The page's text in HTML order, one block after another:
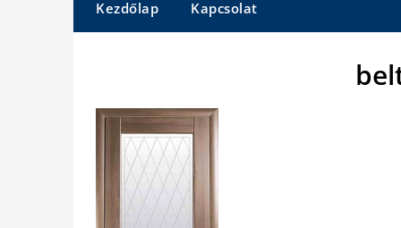
Kezdőlap Kapcsolat